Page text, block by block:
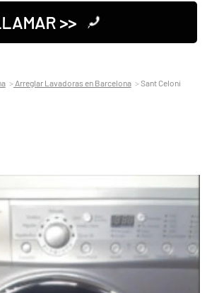
>>
Arreglar Lavadoras en Barcelona Sant Celoni